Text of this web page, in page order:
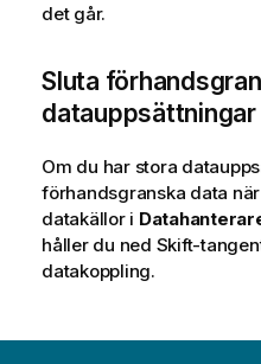
det går.
Sluta
Om du har stora
förhandsgranska data
datakällor i
håller du ned Skift-
datakoppling.